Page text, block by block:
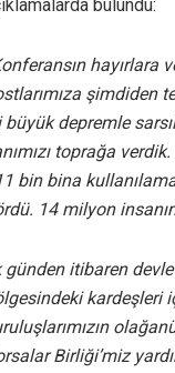
bulundu:
hayırlara
şimdiden
büyük depremle
toprağa
bin bina
14 milyon
günden itibaren
kardeşleri
Birliği’miz